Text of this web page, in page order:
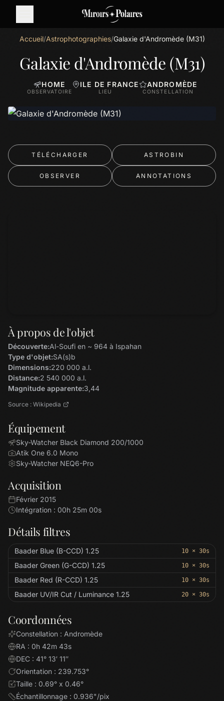
Accueil/Astrophotographies/Galaxie d'Andromède (M31)
Galaxie d'Andromède (M31)
HOME
OBSERVATOIRE
ILE DE FRANCE
LIEU
ANDROMÈDE
CONSTELLATION
TÉLÉCHARGER ASTROBIN
OBSERVER ANNOTATIONS
À propos de l'objet
Découverte:Al-Soufi en ~ 964 à Ispahan
Type d'objet:SA(s)b
Dimensions:220 000 a.l.
Distance:2 540 000 a.l.
Magnitude apparente:3,44
Source : Wikipedia
Équipement
Sky-Watcher Black Diamond 200/1000
Atik One 6.0 Mono
Sky-Watcher NEQ6-Pro
Acquisition
Février 2015
Intégration : 00h 25m 00s
Détails filtres
Baader Blue (B-CCD) 1.25 10 × 30s
Baader Green (G-CCD) 1.25 10 × 30s
Baader Red (R-CCD) 1.25 10 × 30s
Baader UV/IR Cut / Luminance 1.25 20 × 30s
Coordonnées
Constellation : Andromède
RA : 0h 42m 43s
DEC : 41° 13′ 11″
Orientation : 239.753°
Taille : 0.69° x 0.46°
Échantillonnage : 0.936"/pix